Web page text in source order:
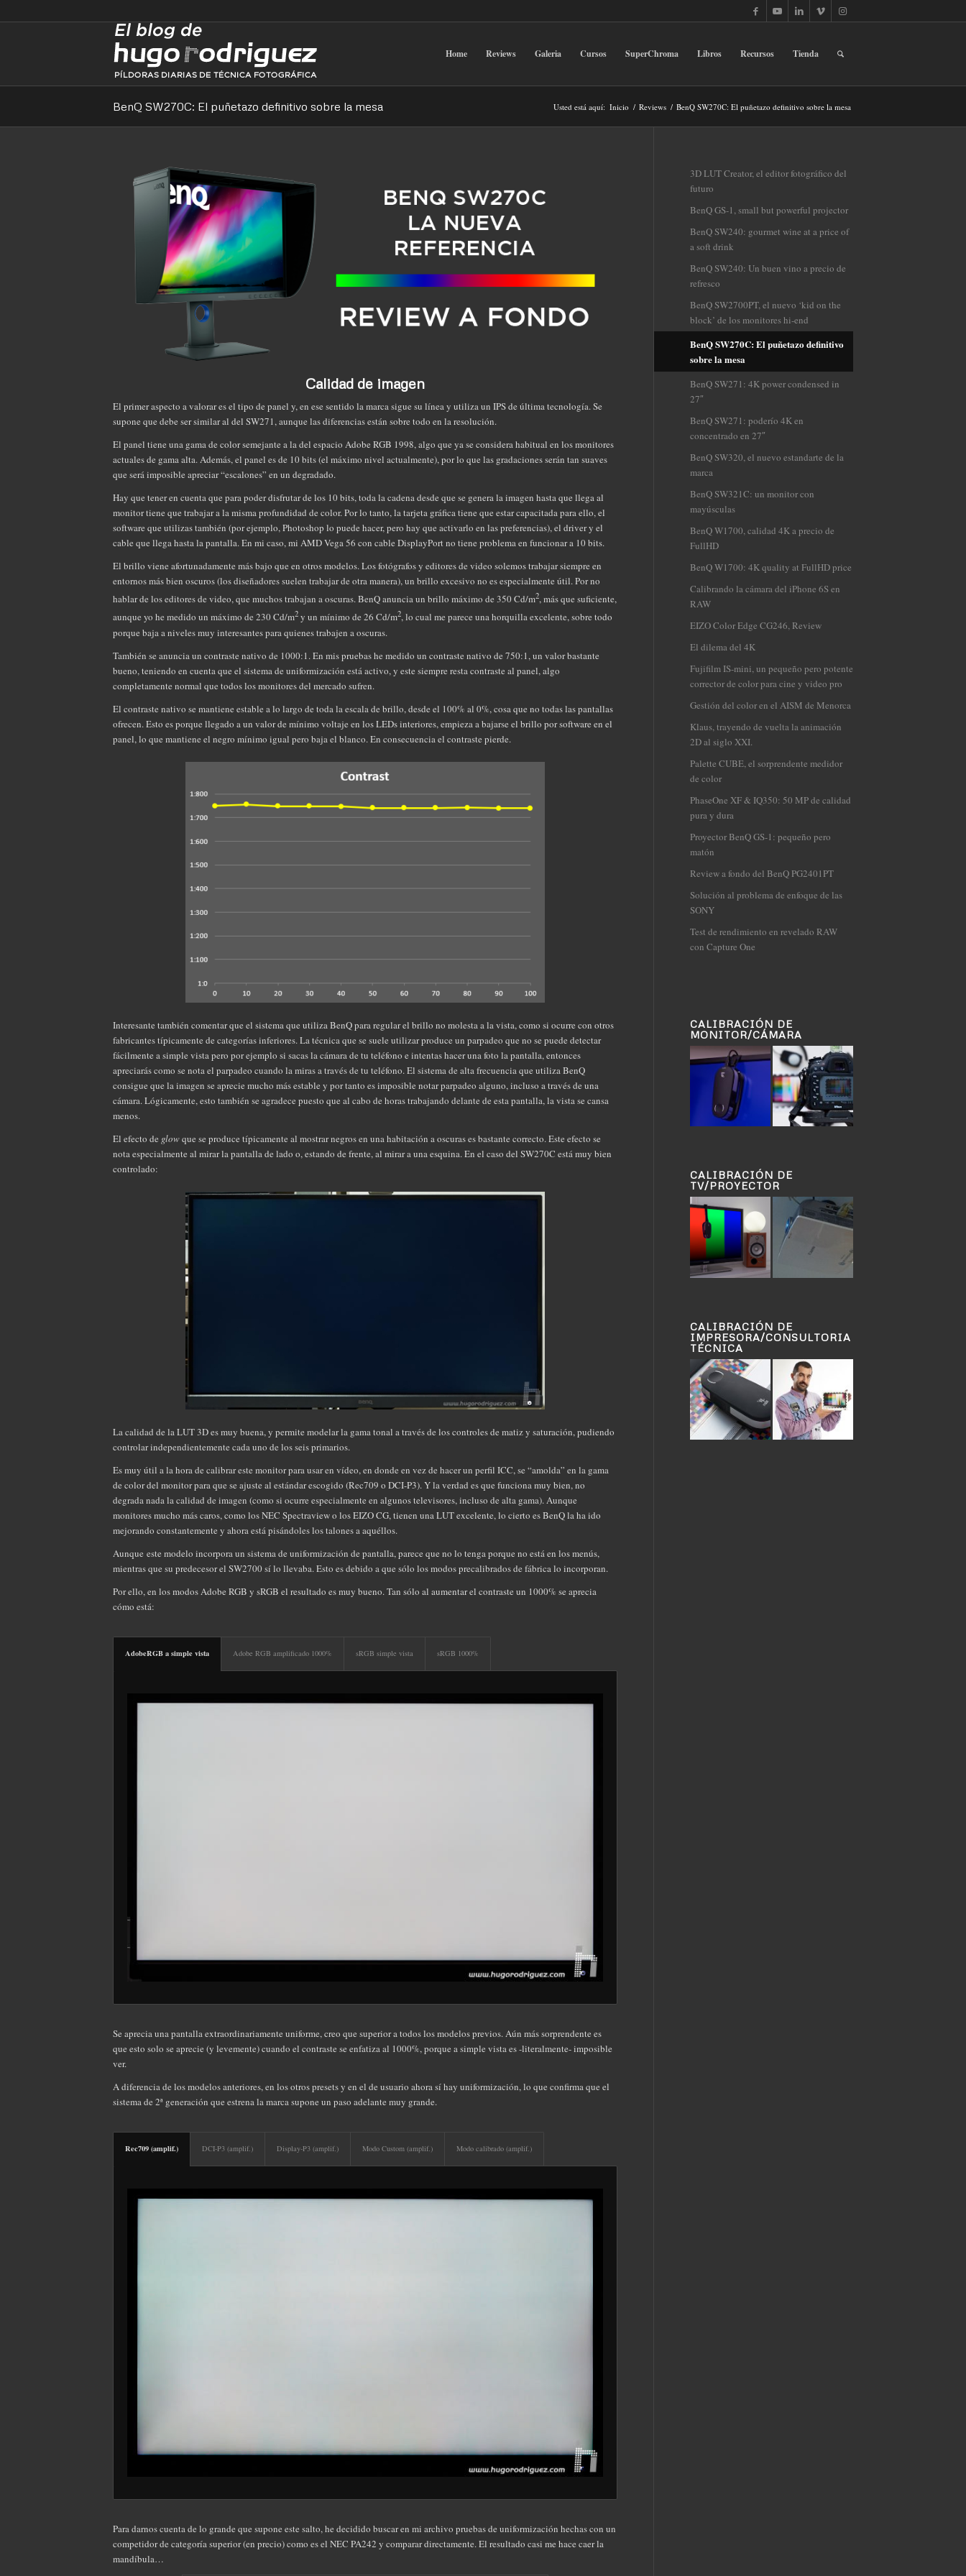
Home Reviews Galeria Cursos SuperChroma Libros Recursos Tienda
BenQ SW270C: El puñetazo definitivo sobre la mesa Usted está aquí: Inicio / Reviews / BenQ SW270C: El puñetazo definitivo sobre la mesa
Calidad de imagen
El primer aspecto a valorar es el tipo de panel y, en ese sentido la marca sigue su línea y utiliza un IPS de última tecnología. Se
supone que debe ser similar al del SW271, aunque las diferencias están sobre todo en la resolución.
El panel tiene una gama de color semejante a la del espacio Adobe RGB 1998, algo que ya se considera habitual en los monitores
actuales de gama alta. Además, el panel es de 10 bits (el máximo nivel actualmente), por lo que las gradaciones serán tan suaves
que será imposible apreciar “escalones” en un degradado.
Hay que tener en cuenta que para poder disfrutar de los 10 bits, toda la cadena desde que se genera la imagen hasta que llega al
monitor tiene que trabajar a la misma profundidad de color. Por lo tanto, la tarjeta gráfica tiene que estar capacitada para ello, el
software que utilizas también (por ejemplo, Photoshop lo puede hacer, pero hay que activarlo en las preferencias), el driver y el
cable que llega hasta la pantalla. En mi caso, mi AMD Vega 56 con cable DisplayPort no tiene problema en funcionar a 10 bits.
El brillo viene afortunadamente más bajo que en otros modelos. Los fotógrafos y editores de video solemos trabajar siempre en
entornos más bien oscuros (los diseñadores suelen trabajar de otra manera), un brillo excesivo no es especialmente útil. Por no
hablar de los editores de video, que muchos trabajan a oscuras. BenQ anuncia un brillo máximo de 350 Cd/m2, más que suficiente,
aunque yo he medido un máximo de 230 Cd/m2 y un mínimo de 26 Cd/m2, lo cual me parece una horquilla excelente, sobre todo
porque baja a niveles muy interesantes para quienes trabajen a oscuras.
También se anuncia un contraste nativo de 1000:1. En mis pruebas he medido un contraste nativo de 750:1, un valor bastante
bueno, teniendo en cuenta que el sistema de uniformización está activo, y este siempre resta contraste al panel, algo
completamente normal que todos los monitores del mercado sufren.
El contraste nativo se mantiene estable a lo largo de toda la escala de brillo, desde el 100% al 0%, cosa que no todas las pantallas
ofrecen. Esto es porque llegado a un valor de mínimo voltaje en los LEDs interiores, empieza a bajarse el brillo por software en el
panel, lo que mantiene el negro mínimo igual pero baja el blanco. En consecuencia el contraste pierde.
Interesante también comentar que el sistema que utiliza BenQ para regular el brillo no molesta a la vista, como si ocurre con otros
fabricantes típicamente de categorías inferiores. La técnica que se suele utilizar produce un parpadeo que no se puede detectar
fácilmente a simple vista pero por ejemplo si sacas la cámara de tu teléfono e intentas hacer una foto la pantalla, entonces
apreciarás como se nota el parpadeo cuando la miras a través de tu teléfono. El sistema de alta frecuencia que utiliza BenQ
consigue que la imagen se aprecie mucho más estable y por tanto es imposible notar parpadeo alguno, incluso a través de una
cámara. Lógicamente, esto también se agradece puesto que al cabo de horas trabajando delante de esta pantalla, la vista se cansa
menos.
El efecto de glowque se produce típicamente al mostrar negros en una habitación a oscuras es bastante correcto. Este efecto se
nota especialmente al mirar la pantalla de lado o, estando de frente, al mirar a una esquina. En el caso del SW270C está muy bien
controlado:
La calidad de la LUT 3D es muy buena, y permite modelar la gama tonal a través de los controles de matiz y saturación, pudiendo
controlar independientemente cada uno de los seis primarios.
Es muy útil a la hora de calibrar este monitor para usar en vídeo, en donde en vez de hacer un perfil ICC, se “amolda” en la gama
de color del monitor para que se ajuste al estándar escogido (Rec709 o DCI-P3). Y la verdad es que funciona muy bien, no
degrada nada la calidad de imagen (como si ocurre especialmente en algunos televisores, incluso de alta gama). Aunque
monitores mucho más caros, como los NEC Spectraview o los EIZO CG, tienen una LUT excelente, lo cierto es BenQ la ha ido
mejorando constantemente y ahora está pisándoles los talones a aquéllos.
Aunque este modelo incorpora un sistema de uniformización de pantalla, parece que no lo tenga porque no está en los menús,
mientras que su predecesor el SW2700 sí lo llevaba. Esto es debido a que sólo los modos precalibrados de fábrica lo incorporan.
Por ello, en los modos Adobe RGB y sRGB el resultado es muy bueno. Tan sólo al aumentar el contraste un 1000% se aprecia
cómo está:
AdobeRGB a simple vista Adobe RGB amplificado 1000% sRGB simple vista sRGB 1000%
Se aprecia una pantalla extraordinariamente uniforme, creo que superior a todos los modelos previos. Aún más sorprendente es
que esto solo se aprecie (y levemente) cuando el contraste se enfatiza al 1000%, porque a simple vista es -literalmente- imposible
ver.
A diferencia de los modelos anteriores, en los otros presets y en el de usuario ahora sí hay uniformización, lo que confirma que el
sistema de 2ª generación que estrena la marca supone un paso adelante muy grande.
Rec709 (amplif.) DCI-P3 (amplif.) Display-P3 (amplif.) Modo Custom (amplif.) Modo calibrado (amplif.)
Para darnos cuenta de lo grande que supone este salto, he decidido buscar en mi archivo pruebas de uniformización hechas con un
competidor de categoría superior (en precio) como es el NEC PA242 y comparar directamente. El resultado casi me hace caer la
mandíbula…
3D LUT Creator, el editor fotográfico del
futuro
BenQ GS-1, small but powerful projector
BenQ SW240: gourmet wine at a price of
a soft drink
BenQ SW240: Un buen vino a precio de
refresco
BenQ SW2700PT, el nuevo ‘kid on the
block’ de los monitores hi-end
BenQ SW270C: El puñetazo definitivo
sobre la mesa
BenQ SW271: 4K power condensed in
27″
BenQ SW271: poderío 4K en
concentrado en 27″
BenQ SW320, el nuevo estandarte de la
marca
BenQ SW321C: un monitor con
mayúsculas
BenQ W1700, calidad 4K a precio de
FullHD
BenQ W1700: 4K quality at FullHD price
Calibrando la cámara del iPhone 6S en
RAW
EIZO Color Edge CG246, Review
El dilema del 4K
Fujifilm IS-mini, un pequeño pero potente
corrector de color para cine y video pro
Gestión del color en el AISM de Menorca
Klaus, trayendo de vuelta la animación
2D al siglo XXI.
Palette CUBE, el sorprendente medidor
de color
PhaseOne XF & IQ350: 50 MP de calidad
pura y dura
Proyector BenQ GS-1: pequeño pero
matón
Review a fondo del BenQ PG2401PT
Solución al problema de enfoque de las
SONY
Test de rendimiento en revelado RAW
con Capture One
CALIBRACIÓN DE
MONITOR/CÁMARA
CALIBRACIÓN DE
TV/PROYECTOR
CALIBRACIÓN DE
IMPRESORA/CONSULTORIA
TÉCNICA